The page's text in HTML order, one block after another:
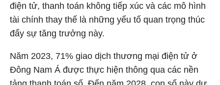
điện tử, thanh toán không tiếp xúc và các mô hình
tài chính thay thế là những yếu tố quan trọng thúc
đẩy sự tăng trưởng này.
Năm 2023, 71% giao dịch thương mại điện tử ở
Đông Nam Á được thực hiện thông qua các nền